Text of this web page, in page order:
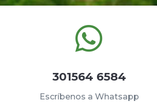

301564 6584
Escríbenos a Whatsapp